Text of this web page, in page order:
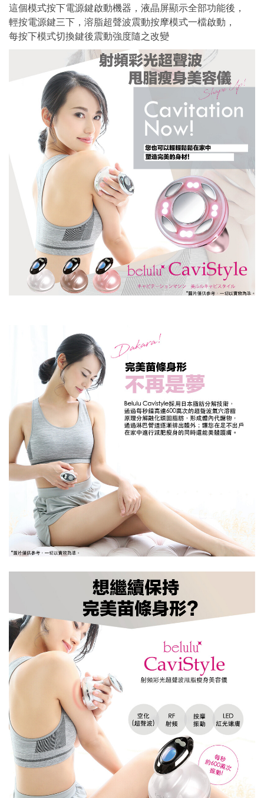
這個模式按下電源鍵啟動機器，液晶屏顯示全部功能後，
輕按電源鍵三下，溶脂超聲波震動按摩模式一檔啟動，
每按下模式切換鍵後震動強度隨之改變